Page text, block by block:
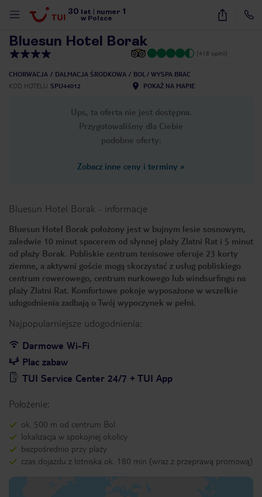
30 lat numer 1
w Polsce
18
Bluesun Hotel Borak
(418 opinii)
CHORWACJA DALMACJA ŚRODKOWA
BOL / WYSPA BRAC
KOD HOTELU SPU44012 POKAŻ NA MAPIE
Ups, ta oferta nie jest dostępna.
Przygotowaliśmy dla Ciebie
podobne oferty:
Zobacz inne ceny i terminy »
Bluesun Hotel Borak - informacje
Bluesun Hotel Borak położony jest w bujnym lesie sosnowym,
zaledwie 10 minut spacerem od słynnej plaży Zlatni Rat i 5 minut
od plaży Borak. Pobliskie centrum tenisowe oferuje 23 korty
ziemne, a aktywni goście mogą skorzystać z usług pobliskiego
centrum rowerowego, centrum nurkowego lub windsurfingu na
plaży Zlatni Rat. Komfortowe pokoje wyposażone w wszelkie
udogodnienia zadbają o Twój wypoczynek w pełni.
Najpopularniejsze udogodnienia:
Darmowe Wi-Fi
Plac zabaw
TUI Service Center 24/7 + TUI App
Położenie:
ok. 500 m od centrum Bol
lokalizacja w spokojnej okolicy
bezpośrednio przy plaży
czas dojazdu z lotniska ok. 180 min (wraz z przeprawą promową)